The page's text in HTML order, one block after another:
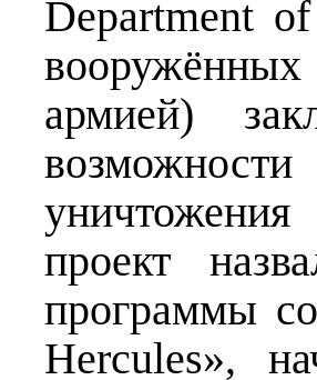
Department
армией)
проект
программы
Hercules»,